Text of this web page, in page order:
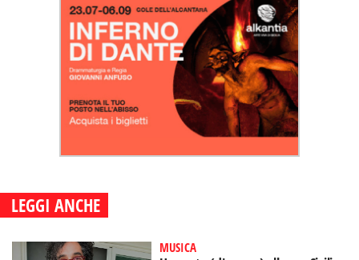
LEGGI ANCHE
MUSICA